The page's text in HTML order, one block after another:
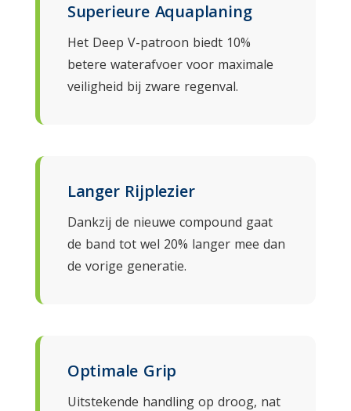
Superieure Aquaplaning
Het Deep V-patroon biedt 10%
betere waterafvoer voor maximale
veiligheid bij zware regenval.
Langer Rijplezier
Dankzij de nieuwe compound gaat
de band tot wel 20% langer mee dan
de vorige generatie.
Optimale Grip
Uitstekende handling op droog, nat